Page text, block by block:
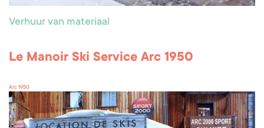
Verhuur van materiaal
Le Manoir Ski Service Arc 1950
Arc 1950